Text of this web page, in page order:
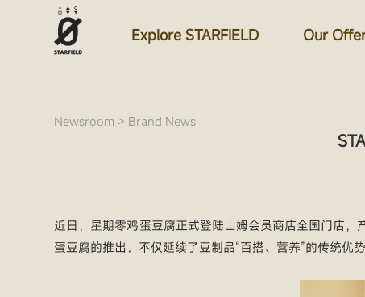
Explore STARFIELD Our
Newsroom > Brand News
近日，星期零鸡蛋豆腐正式登陆山姆会员商店全国门店
蛋豆腐的推出，不仅延续了豆制品“百搭、营养”的传统优